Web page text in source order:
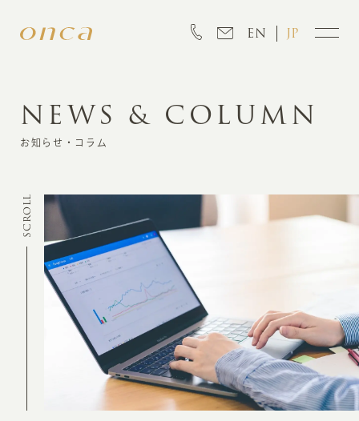
EN JP
INFORMATION
CREATION
MARKETING
NEWS & COLUMN
お知らせ・コラム
SCROLL